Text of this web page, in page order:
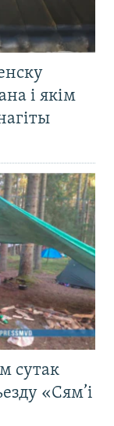
і якім
сутак
«Сям’і